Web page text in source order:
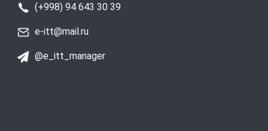
(+998) 94 643 30 39
e-itt@mail.ru
@e_itt_manager